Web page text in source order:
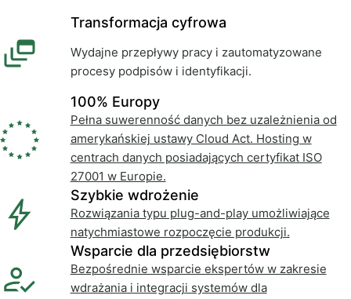
Transformacja cyfrowa
Wydajne przepływy pracy i zautomatyzowane
procesy podpisów i identyfikacji.
100% Europy
Pełna suwerenność danych bez uzależnienia od
amerykańskiej ustawy Cloud Act. Hosting w
centrach danych posiadających certyfikat ISO
27001 w Europie.
Szybkie wdrożenie
Rozwiązania typu plug-and-play umożliwiające
natychmiastowe rozpoczęcie produkcji.
Wsparcie dla przedsiębiorstw
Bezpośrednie wsparcie ekspertów w zakresie
wdrażania i integracji systemów dla